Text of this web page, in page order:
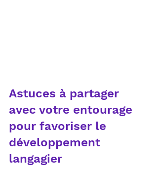
Astuces à partager
avec votre entourage
pour favoriser le
développement
langagier